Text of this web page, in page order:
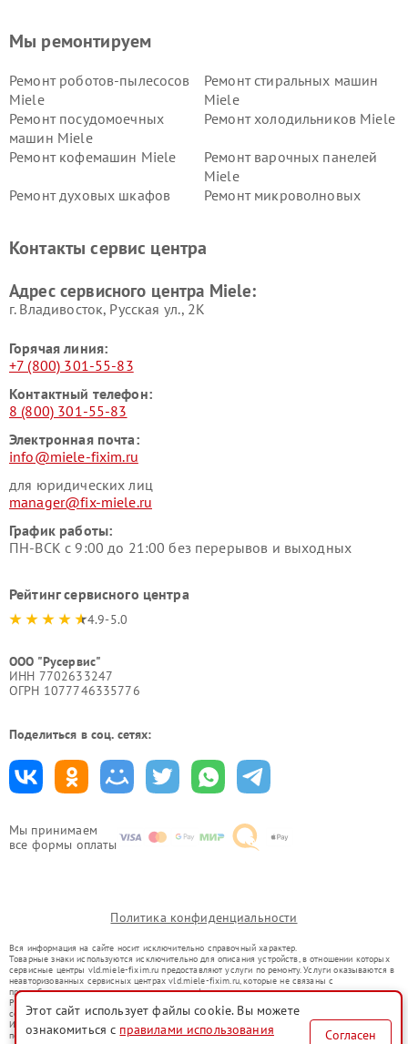
Мы принимаем
все формы оплаты
Мы ремонтируем
Ремонт роботов-пылесосов
Miele
Ремонт стиральных машин
Miele
Ремонт посудомоечных
машин Miele
Ремонт холодильников Miele
Ремонт кофемашин Miele
Ремонт варочных панелей
Miele
Ремонт духовых шкафов
Ремонт микроволновых
Miele
Miele
пылесосов Miele
Контакты сервис центра
Адрес сервисного центра Miele:
г. Владивосток, Русская ул., 2К
Горячая линия:
+7 (800) 301-55-83
Контактный телефон:
8 (800) 301-55-83
Электронная почта:
info@miele-fixim.ru
для юридических лиц
manager@fix-miele.ru
График работы:
ПН-ВСК с 9:00 до 21:00 без перерывов и выходных
Рейтинг сервисного центра
4.9-5.0
ООО "Русервис"
ИНН 7702633247
ОГРН 1077746335776
Поделиться в соц. сетях:
Политика конфиденциальности
Вся информация на сайте носит исключительно справочный характер.
Товарные знаки используются исключительно для описания устройств, в отношении которых
сервисные центры vld.miele-fixim.ru предоставляют услуги по ремонту. Услуги оказываются в
неавторизованных сервисных центрах vld.miele-fixim.ru, которые не связаны с
правообладателями товарных знаков или их официальными представителями.
Ремонт осуществляется для устройств, уже введенных в гражданский оборот в соответствии
со статьей 1487 ГК РФ.
Использование товарных знаков не преследует цели индивидуализации услуг или введения
потребителей в заблуждение, а служит для информирования о предоставляемых услугах по
Этот сайт использует файлы cookie. Вы можете
ознакомиться с правилами использования
Согласен